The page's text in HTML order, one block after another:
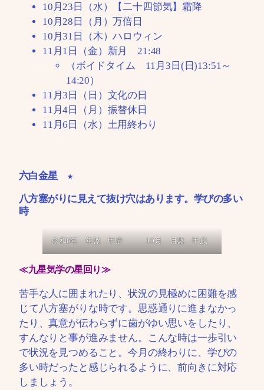
10月23日（水）【二十四節気】霜降
10月28日（月）万倍日
10月31日（木）ハロウィン
11月1日（金）新月 21:48
（ボイドタイム 11月3日(日)13:51～
14:20）
11月3日（日）文化の日
11月4日（月）振替休日
11月6日（水）土用終わり
六白金星 ★
八方塞がりに見えて抜け穴はあります。学びの多い
時
令和6年 年盤 甲辰 10月 月盤 甲戌
≪九星気学の星回り≫
苦手な人に囲まれたり、状況の見極めに困難を感
じて八方塞がりな時です。思惑通りに進まなかっ
たり、真意が伝わらずに歯がゆい思いをしたり、
すんなりと事が進みません。こんな時は一歩引い
で状況を見つめること。今月の終わりに、学びの
多い時だったと感じられるように、前向きに対応
しましょう。